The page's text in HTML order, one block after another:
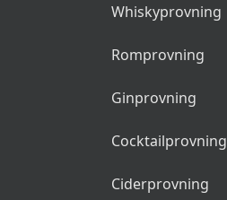
Whiskyprovning
Romprovning
Ginprovning
Cocktailprovning
Ciderprovning